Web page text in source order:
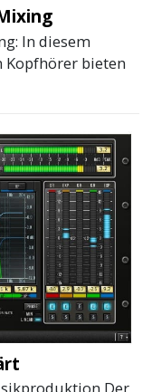
In diesem
Kopfhörer bieten